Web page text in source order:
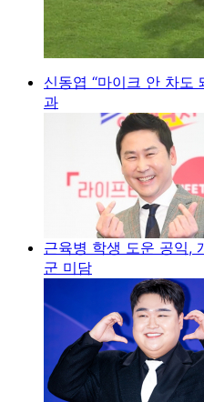
신동엽 “마이크 안 차도
과
근육병 학생 도운 공익,
군 미담